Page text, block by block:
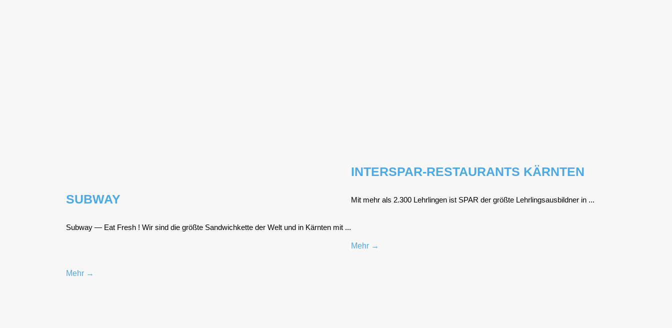
SUBWAY
Sub­way — Eat Fresh ! Wir sind die größ­te Sand­wich­ket­te der Welt und in Kärn­ten mit ...
Mehr →
INTERSPAR-RESTAURANTS KÄRNTEN
Mit mehr als 2.300 Lehr­lin­gen ist SPAR der größ­te Lehr­lings­aus­bild­ner in ...
Mehr →